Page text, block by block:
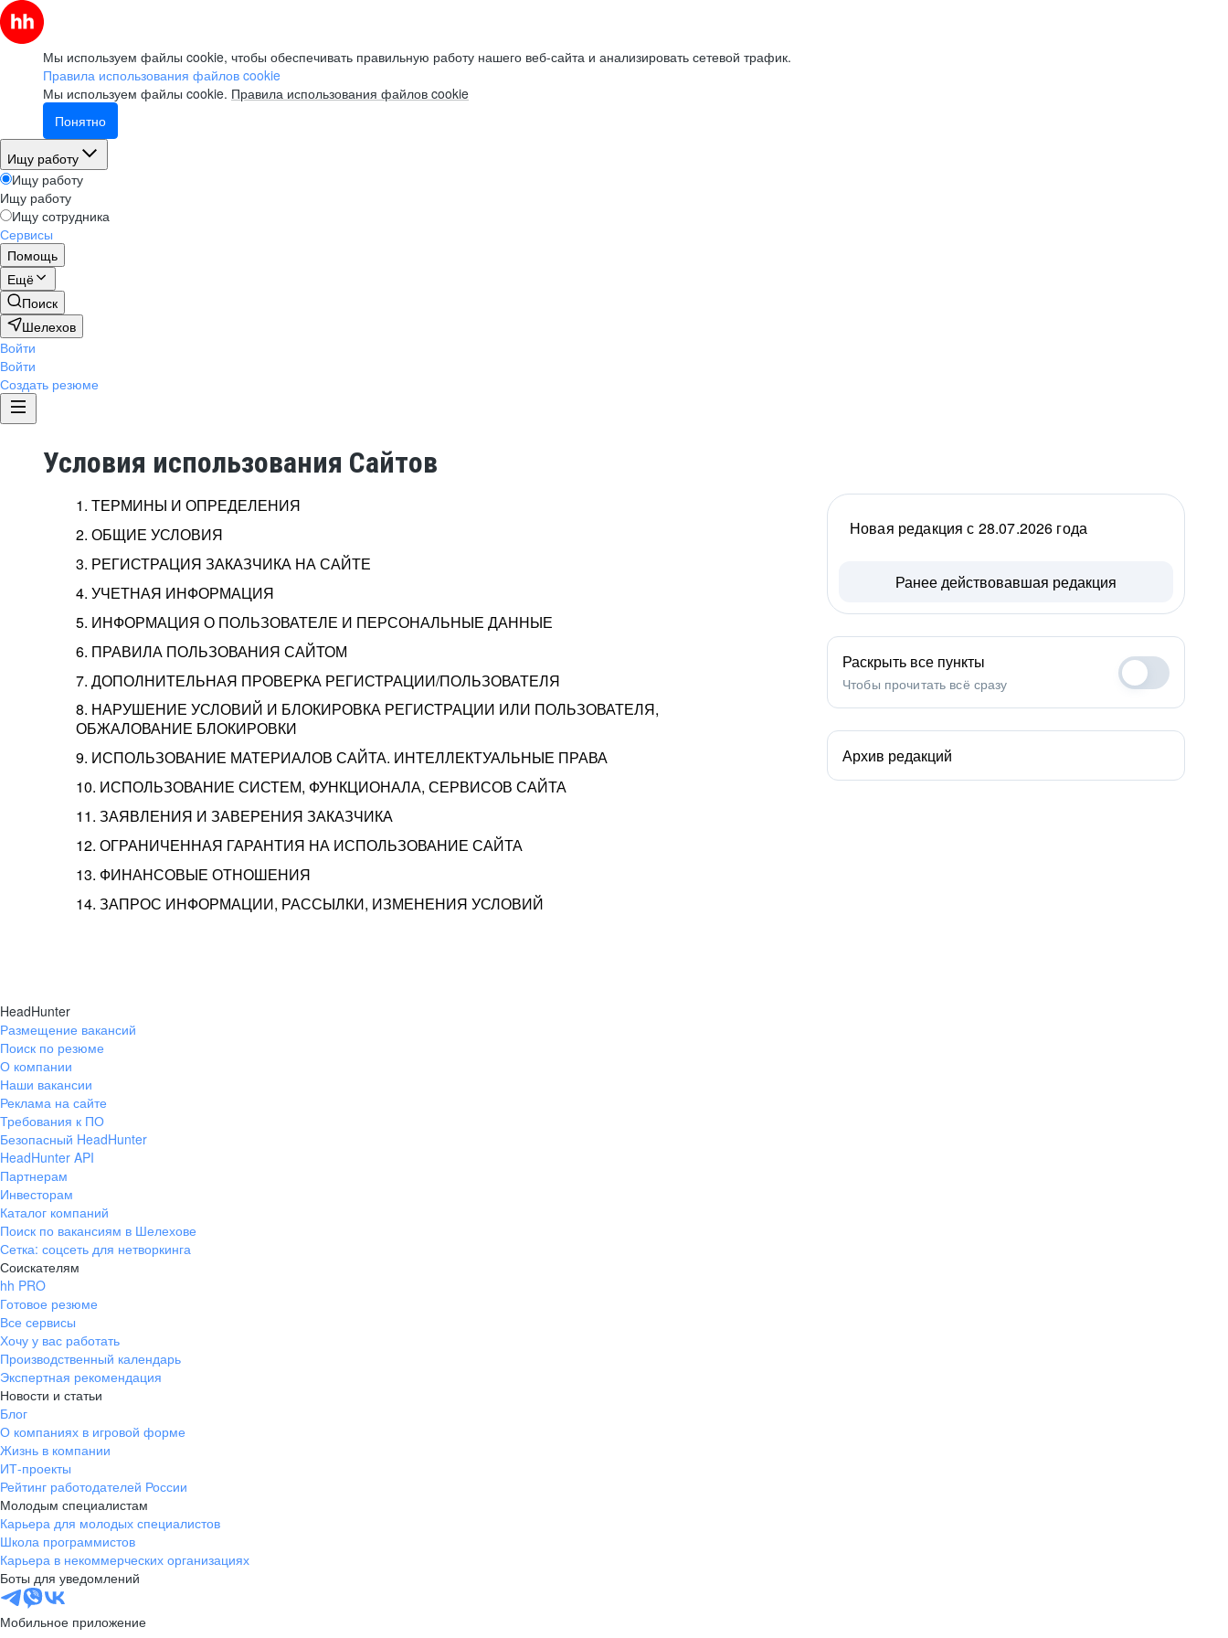
Мы используем файлы cookie, чтобы обеспечивать правильную работу нашего веб-сайта и анализировать сетевой трафик.
Правила использования файлов cookie
Мы используем файлы cookie. Правила использования файлов cookie
Понятно
Ищу работу
Ищу работу
Ищу работу
Ищу сотрудника
Сервисы
Помощь
Ещё
Поиск
Шелехов
Войти
Войти
Создать резюме
Условия использования Сайтов
1. ТЕРМИНЫ И ОПРЕДЕЛЕНИЯ
2. ОБЩИЕ УСЛОВИЯ
3. РЕГИСТРАЦИЯ ЗАКАЗЧИКА НА САЙТЕ
4. УЧЕТНАЯ ИНФОРМАЦИЯ
5. ИНФОРМАЦИЯ О ПОЛЬЗОВАТЕЛЕ И ПЕРСОНАЛЬНЫЕ ДАННЫЕ
6. ПРАВИЛА ПОЛЬЗОВАНИЯ САЙТОМ
7. ДОПОЛНИТЕЛЬНАЯ ПРОВЕРКА РЕГИСТРАЦИИ/ПОЛЬЗОВАТЕЛЯ
8. НАРУШЕНИЕ УСЛОВИЙ И БЛОКИРОВКА РЕГИСТРАЦИИ ИЛИ ПОЛЬЗОВАТЕЛЯ,
ОБЖАЛОВАНИЕ БЛОКИРОВКИ
9. ИСПОЛЬЗОВАНИЕ МАТЕРИАЛОВ САЙТА. ИНТЕЛЛЕКТУАЛЬНЫЕ ПРАВА
10. ИСПОЛЬЗОВАНИЕ СИСТЕМ, ФУНКЦИОНАЛА, СЕРВИСОВ САЙТА
11. ЗАЯВЛЕНИЯ И ЗАВЕРЕНИЯ ЗАКАЗЧИКА
12. ОГРАНИЧЕННАЯ ГАРАНТИЯ НА ИСПОЛЬЗОВАНИЕ САЙТА
13. ФИНАНСОВЫЕ ОТНОШЕНИЯ
14. ЗАПРОС ИНФОРМАЦИИ, РАССЫЛКИ, ИЗМЕНЕНИЯ УСЛОВИЙ
Новая редакция с 28.07.2026 года
Ранее действовавшая редакция
Раскрыть все пункты
Чтобы прочитать всё сразу
Архив редакций
HeadHunter
Размещение вакансий
Поиск по резюме
О компании
Наши вакансии
Реклама на сайте
Требования к ПО
Безопасный HeadHunter
HeadHunter API
Партнерам
Инвесторам
Каталог компаний
Поиск по вакансиям в Шелехове
Сетка: соцсеть для нетворкинга
Соискателям
hh PRO
Готовое резюме
Все сервисы
Хочу у вас работать
Производственный календарь
Экспертная рекомендация
Новости и статьи
Блог
О компаниях в игровой форме
Жизнь в компании
ИТ-проекты
Рейтинг работодателей России
Молодым специалистам
Карьера для молодых специалистов
Школа программистов
Карьера в некоммерческих организациях
Боты для уведомлений
Мобильное приложение